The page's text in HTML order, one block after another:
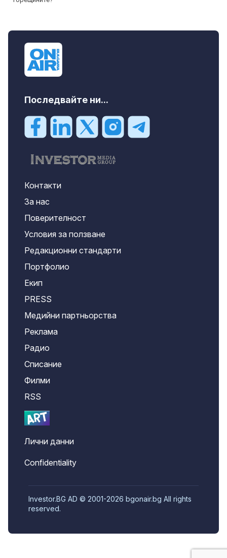
Последвайте ни...
Контакти
За нас
Поверителност
Условия за ползване
Редакционни стандарти
Портфолио
Екип
PRESS
Медийни партньорства
Реклама
Радио
Списание
Филми
RSS
Лични данни
Confidentiality
Investor.BG AD © 2001-2026 bgonair.bg All rights
reserved.